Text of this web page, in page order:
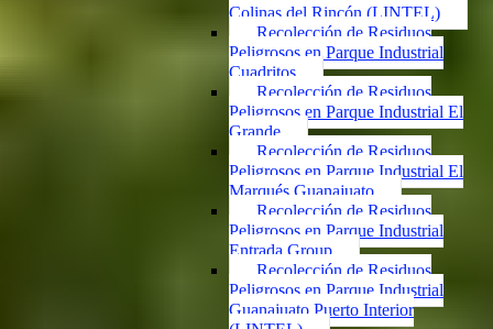
Colinas del Rincón (LINTEL)
Recolección de Residuos
Peligrosos en Parque Industrial
Cuadritos
Recolección de Residuos
Peligrosos en Parque Industrial El
Grande
Recolección de Residuos
Peligrosos en Parque Industrial El
Marqués Guanajuato
Recolección de Residuos
Peligrosos en Parque Industrial
Entrada Group
Recolección de Residuos
Peligrosos en Parque Industrial
Guanajuato Puerto Interior